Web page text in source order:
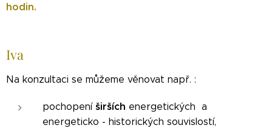
hodin.
Iva
Na konzultaci se můžeme věnovat např. :
pochopení širších energetických a
energeticko - historických souvislostí,